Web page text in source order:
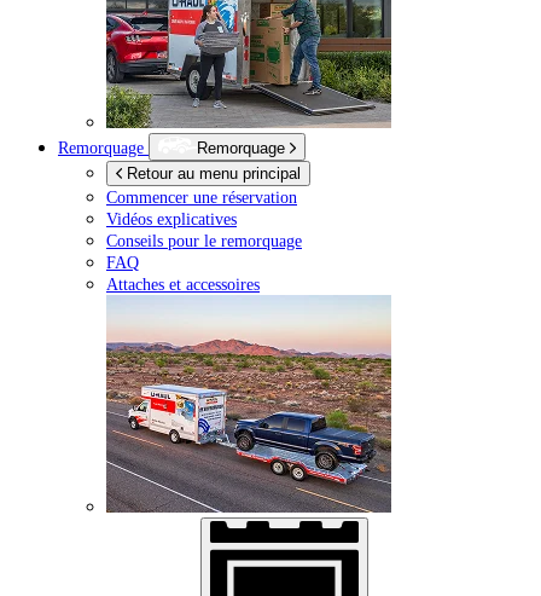
Remorquage
Remorquage
Retour au menu principal
Commencer une réservation
Vidéos explicatives
Conseils pour le remorquage
FAQ
Attaches et accessoires